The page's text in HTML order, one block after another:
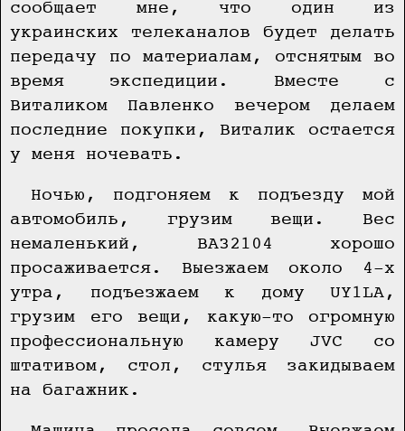
сообщает мне, что один из
украинских телеканалов будет делать
передачу по материалам, отснятым во
время экспедиции. Вместе с
Виталиком Павленко вечером делаем
последние покупки, Виталик остается
у меня ночевать.
Ночью, подгоняем к подъезду мой
автомобиль, грузим вещи. Вес
немаленький, ВАЗ2104 хорошо
просаживается. Выезжаем около 4-х
утра, подъезжаем к дому UY1LA,
грузим его вещи, какую-то огромную
профессиональную камеру JVC со
штативом, стол, стулья закидываем
на багажник.